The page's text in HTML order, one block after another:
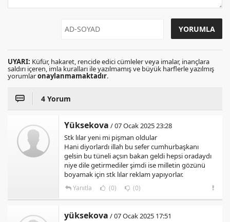
UYARI: Küfür, hakaret, rencide edici cümleler veya imalar, inançlara
saldırı içeren, imla kuralları ile yazılmamış ve büyük harflerle yazılmış
yorumlaronaylanmamaktadır.
4 Yorum
Yüksekova / 07 Ocak 2025 23:28
Stk lılar yeni mi pişman oldular
Hani diyorlardı illah bu sefer cumhurbaşkanı
gelsin bu tüneli açsın bakan geldi hepsi oradaydı
niye dile getirmediler şimdi ise milletin gözünü
boyamak için stk lılar reklam yapıyorlar.
Yanıtla (0) (0)
yüksekova / 07 Ocak 2025 17:51